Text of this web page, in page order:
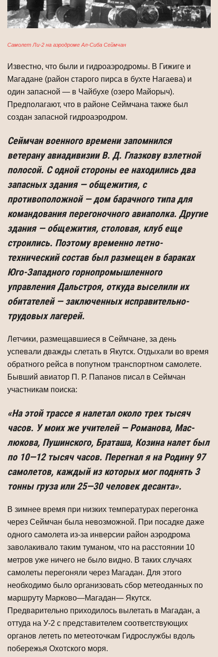
Самолет Ли-2 на аэродроме Ал-Сиба Сеймчан
Известно, что были и гидроаэродромы. В Гижиге и
Магадане (район старого пирса в бухте Нагаева) и
один запасной — в Чайбухе (озеро Майорыч).
Предпола­гают, что в районе Сеймчана также был
создан запасной гидроаэродром.
Сеймчан военного времени запомнился
ветерану авиадивизии В. Д. Глазкову взлетной
полосой. С одной стороны ее находились два
запасных здания — обще­жития, с
противоположной — дом барачного типа для
командования перегоночно­го авиаполка. Другие
здания — общежития, столовая, клуб еще
строились. Поэтому временно летно-
технический состав был размещен в бараках
Юго-За­падного горнопромышленного
управления Дальстроя, откуда выселили их
обита­телей — заключенных исправительно-
трудовых лагерей.
Летчики, размещавшиеся в Сеймчане, за день
успевали дважды слетать в Якутск. Отдыхали во время
обратного рейса в попутном транспортном самолете.
Бывший авиатор П. Р. Папанов писал в Сеймчан
участникам поиска:
«На этой трассе я налетал около трех тысяч
часов. У моих же учителей — Романова, Мас­
люкова, Пушинского, Браташа, Козина налет был
по 10—12 тысяч часов. Перегнал я на Родину 97
самолетов, каждый из которых мог поднять 3
тонны груза или 25—30 человек десанта».
В зимнее время при низких температурах перегонка
через Сеймчан была не­возможной. При посадке даже
одного самолета из-за инверсии район аэродрома
заволакивало таким туманом, что на расстоянии 10
метров уже ничего не было видно. В таких случаях
самолеты перегоняли через Магадан. Для этого
необходи­мо было организовать сбор метеоданных по
маршруту Марково—Магадан— Якутск.
Предварительно приходилось вылетать в Магадан, а
оттуда на У-2 с представителем соответствующих
органов лететь по метеоточкам Гидрослужбы вдоль
побережья Охотского моря.